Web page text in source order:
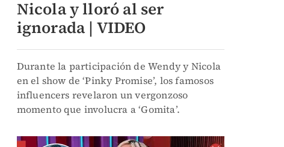
Nicola y lloró al ser
ignorada | VIDEO
Durante la participación de Wendy y Nicola
en el show de ‘Pinky Promise’, los famosos
influencers revelaron un vergonzoso
momento que involucra a ‘Gomita’.